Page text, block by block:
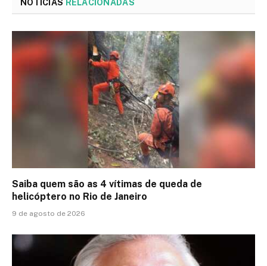
NOTÍCIAS RELACIONADAS
Saiba quem são as 4 vítimas de queda de
helicóptero no Rio de Janeiro
9 de agosto de 2026